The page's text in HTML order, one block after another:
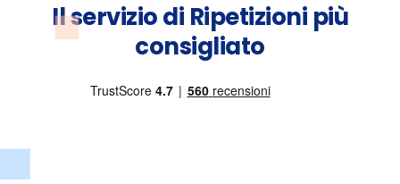
Il servizio di Ripetizioni più
consigliato